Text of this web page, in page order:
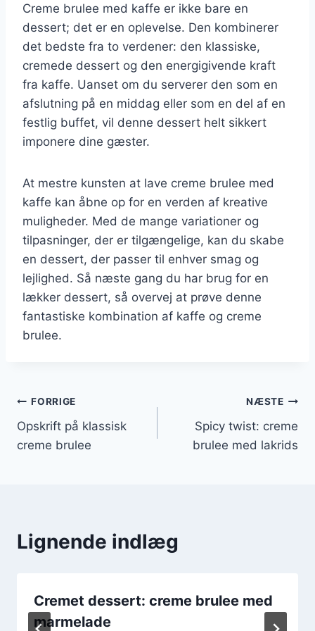
Creme brulee med kaffe er ikke bare en
dessert; det er en oplevelse. Den kombinerer
det bedste fra to verdener: den klassiske,
cremede dessert og den energigivende kraft
fra kaffe. Uanset om du serverer den som en
afslutning på en middag eller som en del af en
festlig buffet, vil denne dessert helt sikkert
imponere dine gæster.
At mestre kunsten at lave creme brulee med
kaffe kan åbne op for en verden af kreative
muligheder. Med de mange variationer og
tilpasninger, der er tilgængelige, kan du skabe
en dessert, der passer til enhver smag og
lejlighed. Så næste gang du har brug for en
lækker dessert, så overvej at prøve denne
fantastiske kombination af kaffe og creme
brulee.
Indlægsnavigation
FORRIGE
Opskrift på klassisk
creme brulee
NÆSTE
Spicy twist: creme
brulee med lakrids
Lignende indlæg
Cremet dessert: creme brulee med
marmelade